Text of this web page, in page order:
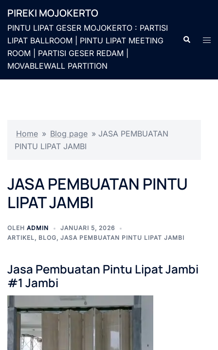
kePIREKI MOJOKERTO
PINTU LIPAT GESER MOJOKERTO : PARTISI
LIPAT BALLROOM | PINTU LIPAT MEETING
ROOM | PARTISI GESER REDAM |
MOVABLEWALL PARTITION
Cari
Home » Blog page » JASA PEMBUATAN
PINTU LIPAT JAMBI
JASA PEMBUATAN PINTU
LIPAT JAMBI
OLEH ADMIN
JANUARI 5, 2026
ARTIKEL, BLOG, JASA PEMBUATAN PINTU LIPAT JAMBI
Jasa Pembuatan Pintu Lipat Jambi
#1 Jambi